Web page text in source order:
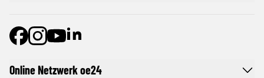
Online Netzwerk oe24